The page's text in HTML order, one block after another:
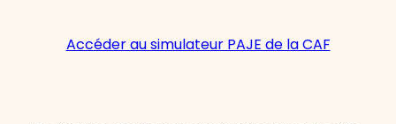
Accéder au simulateur PAJE de la CAF